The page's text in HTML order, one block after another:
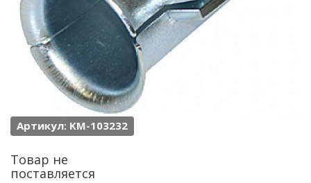
Артикул: KM-103232
Товар не
поставляется